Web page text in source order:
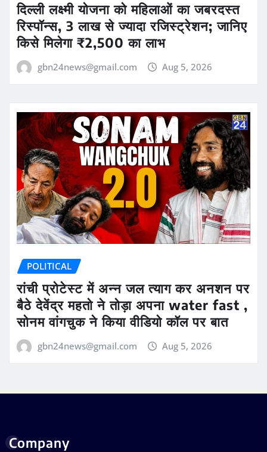
दिल्ली लक्ष्मी योजना को महिलाओं का जबरदस्त
रिस्पॉन्स, 3 लाख से ज्यादा रजिस्ट्रेशन; जानिए
किसे मिलेगा ₹2,500 का लाभ
gbn24news@gmail.com Aug 5, 2026
POLITICAL
रांची प्रोटेस्ट में अन्न जल त्याग कर अनशन पर
बैठे देवेंद्र महतो ने तोड़ा अपना water fast ,
सोनम वांगचुक ने किया वीडियो कॉल पर बात
gbn24news@gmail.com Aug 5, 2026
Company